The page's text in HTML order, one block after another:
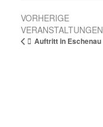
V
e
VORHERIGE
VERANSTALTUNGEN
Auftritt in Eschenau